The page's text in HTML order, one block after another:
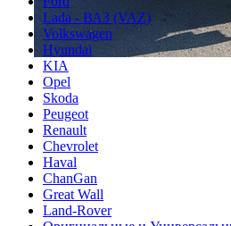
Lada - ВАЗ (VAZ)
Volkswagen
Hyundai
KIA
Opel
Skoda
Peugeot
Renault
Chevrolet
Haval
ChanGan
Great Wall
Land-Rover